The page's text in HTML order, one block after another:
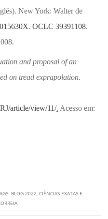
New York: Walter de
. OCLC 39391108.
and proposal of an
on tread exprapolation.
article/view/11/. Acesso em:
BLOG 2022 CIÊNCIAS EXATAS E